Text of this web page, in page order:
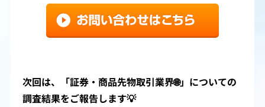
次回は、「証券・商品先物取引業界🌐」についての
調査結果をご報告します💡